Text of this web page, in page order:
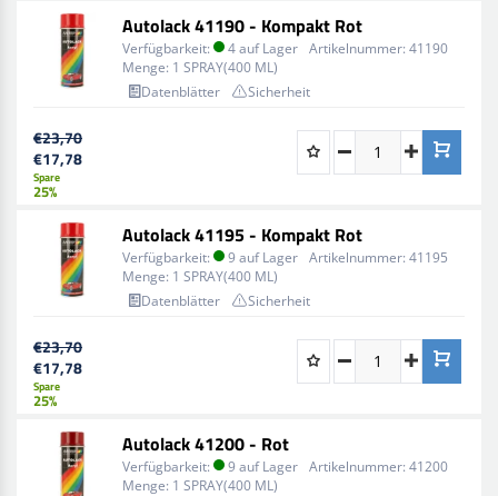
Autolack 41190 - Kompakt Rot
Verfügbarkeit: 4 auf Lager Artikelnummer: 41190
Menge: 1 SPRAY(400 ML)
Datenblätter
Sicherheit
€23,70
€17,78
Spare
25%
Autolack 41195 - Kompakt Rot
Verfügbarkeit: 9 auf Lager Artikelnummer: 41195
Menge: 1 SPRAY(400 ML)
Datenblätter
Sicherheit
€23,70
€17,78
Spare
25%
Autolack 41200 - Rot
Verfügbarkeit: 9 auf Lager Artikelnummer: 41200
Menge: 1 SPRAY(400 ML)